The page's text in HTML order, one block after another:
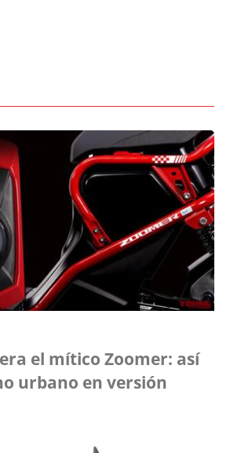
el mítico Zoomer: así
urbano en versión